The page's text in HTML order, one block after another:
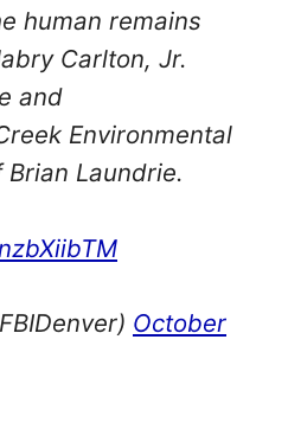
human remains
Carlton, Jr.
and
Environmental
Laundrie.
October